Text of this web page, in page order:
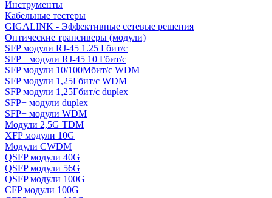
Инструменты
Кабельные тестеры
GIGALINK - Эффективные сетевые решения
Оптические трансиверы (модули)
SFP модули RJ-45 1.25 Гбит/c
SFP+ модули RJ-45 10 Гбит/c
SFP модули 10/100Мбит/с WDM
SFP модули 1,25Гбит/с WDM
SFP модули 1,25Гбит/с duplex
SFP+ модули duplex
SFP+ модули WDM
Модули 2,5G TDM
XFP модули 10G
Модули CWDM
QSFP модули 40G
QSFP модули 56G
QSFP модули 100G
CFP модули 100G